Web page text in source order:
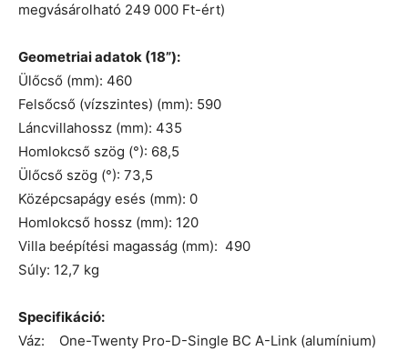
megvásárolható 249 000 Ft-ért)
Geometriai adatok (18”):
Ülőcső (mm): 460
Felsőcső (vízszintes) (mm): 590
Láncvillahossz (mm): 435
Homlokcső szög (°): 68,5
Ülőcső szög (°): 73,5
Középcsapágy esés (mm): 0
Homlokcső hossz (mm): 120
Villa beépítési magasság (mm): 490
Súly: 12,7 kg
Specifikáció:
Váz: One-Twenty Pro-D-Single BC A-Link (alumínium)